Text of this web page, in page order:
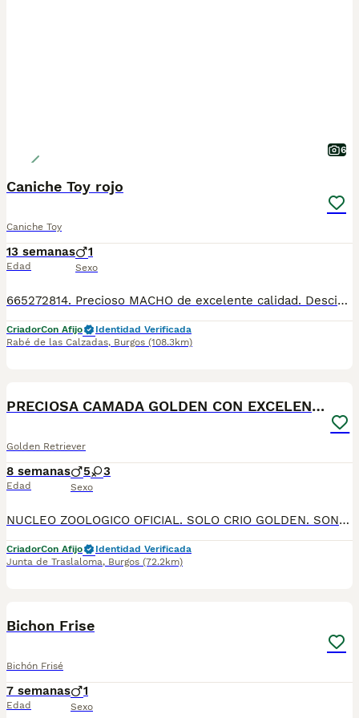
6
Caniche Toy rojo
Caniche Toy
13 semanas
Edad
1
Sexo
665272814. Precioso MACHO de excelente calidad. Desciende de las mejores líneas de sangre. Madre caniche toy línea golden strik( nieta de Dover campeón de España) y padre Tea Cup o mini toy asiático. Se entrega a partir d los 2 meses de edad con 2 vacunas, 2 desparasitaciones ( lo q le corresponde para la edad) con garantías víricas y congénitas, microchip y pasaporte todo hecho y revisado por veterinario. Criado en ambiente familiar con niños, es muy juguetón y cariñoso . Para más información fotos y vídeos llamar o wassat al 665272814.
CriadorCon Afijo
Identidad Verificada
Rabé de las Calzadas, Burgos (108.3km)
PRECIOSA CAMADA GOLDEN CON EXCELENTE PEDICGREE
Golden Retriever
8 semanas
Edad
5 3
Sexo
NUCLEO ZOOLOGICO OFICIAL. SOLO CRIO GOLDEN. SON MARAVILLOSOS. PARECEN CREADOS PARA CONVIVIR CON LOS HUMANOS. EXCELENTE PEDIGREE. NIETOS DE CAMPEONES DEL MUNDO. PRECIO PRUDENTE. Tienen 40 dias les entrego con 2 meses, desparasitados, con la primera vacuna, con microchip y pasaporte sanitario europeo. Inscritos en LOE para transferirte el pedigree. 629061537
CriadorCon Afijo
Identidad Verificada
Junta de Traslaloma, Burgos (72.2km)
Bichon Frise
Bichón Frisé
7 semanas
Edad
1
Sexo